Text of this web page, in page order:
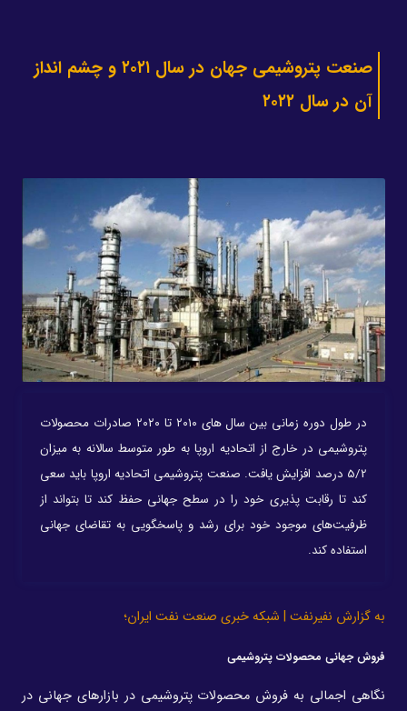
صنعت پتروشیمی جهان در سال ۲۰۲۱ و چشم انداز
آن در سال ۲۰۲۲
در طول دوره زمانی بین سال های ۲۰۱۰ تا ۲۰۲۰ صادرات محصولات
پتروشیمی در خارج از اتحادیه اروپا به طور متوسط سالانه به میزان
5/2 درصد افزایش یافت. صنعت پتروشیمی اتحادیه اروپا باید سعی
کند تا رقابت پذیری خود را در سطح جهانی حفظ کند تا بتواند از
ظرفیت‌های موجود خود برای رشد و پاسخگویی به تقاضای جهانی
استفاده کند.
به گزارش نفیرنفت | شبکه خبری صنعت نفت ایران؛
فروش جهانی محصولات پتروشیمی
نگاهی اجمالی به فروش محصولات پتروشیمی در بازارهای جهانی در